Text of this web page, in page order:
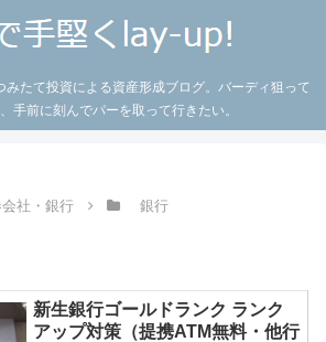
みたて投資による資産形成ブログ。バーディ狙って
手前に刻んでパーを取って行きたい。
社・銀行 銀行
新生銀行ゴールドランク ランク
アップ対策（提携ATM無料・他行